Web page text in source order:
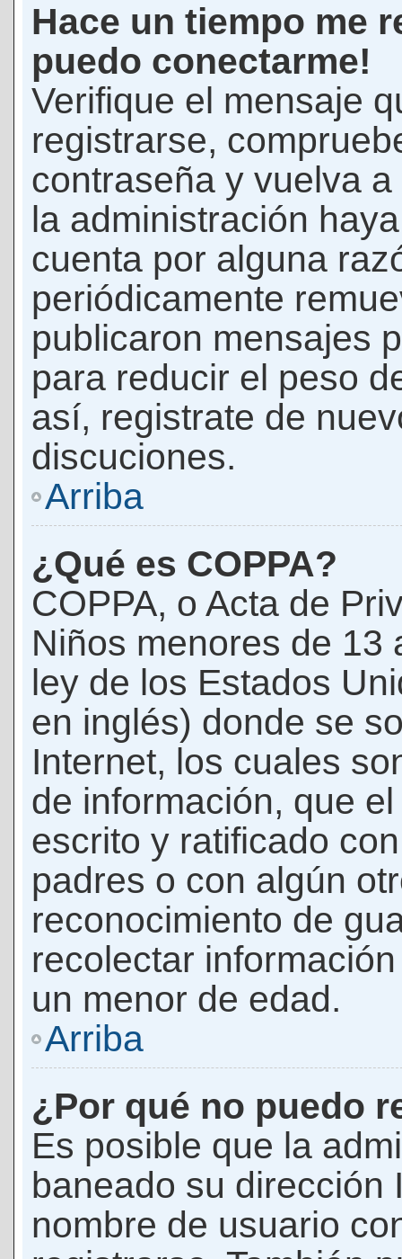
Hace un tiempo me
puedo conectarme!
Verifique el mensaje
registrarse,
contraseña y vuelva
la administración
cuenta por alguna
periódicamente
publicaron mensajes
para reducir el peso
así, registrate de
discuciones.
Arriba
¿Qué es COPPA?
COPPA, o Acta de
Niños menores de 13
ley de los Estados
en inglés) donde se
Internet, los cuales
de información, que
escrito y ratificado
padres o con algún
reconocimiento de
recolectar
un menor de edad.
Arriba
¿Por qué no puedo
Es posible que la
baneado su dirección
nombre de usuario